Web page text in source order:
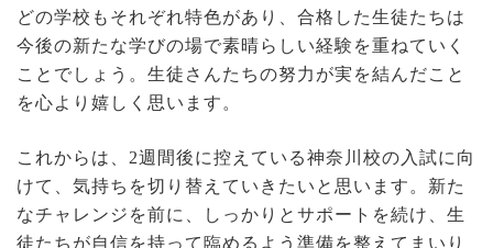
どの学校もそれぞれ特色があり、合格した生徒たちは
今後の新たな学びの場で素晴らしい経験を重ねていく
ことでしょう。生徒さんたちの努力が実を結んだこと
を心より嬉しく思います。
これからは、2週間後に控えている神奈川校の入試に向
けて、気持ちを切り替えていきたいと思います。新た
なチャレンジを前に、しっかりとサポートを続け、生
徒たちが自信を持って臨めるよう準備を整えてまいり